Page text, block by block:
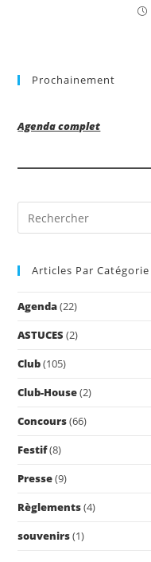
Prochainement
Agenda complet
Articles Par Catégorie
Agenda(22)
ASTUCES (2)
Club(105)
Club-House(2)
Concours(66)
Festif(8)
Presse(9)
Règlements(4)
souvenirs(1)